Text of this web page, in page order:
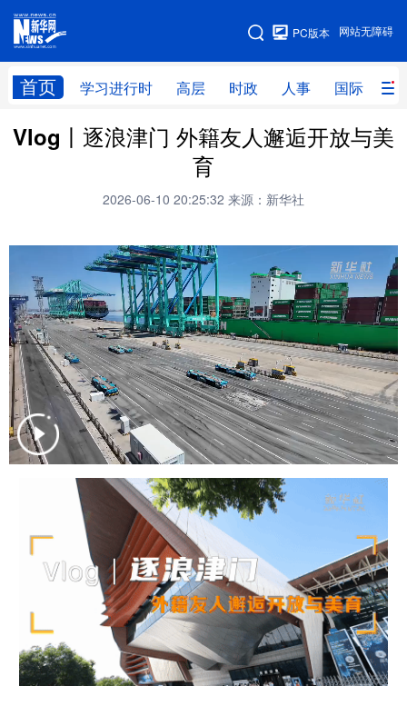
网站无障碍
PC版本
首页 学习进行时 高层 时政 人事 国际 财
网站地图
学习进行时 高层 时政 人事
科创
文化 书画 健康 军事
访谈 视频 图片 政务
法律 中央文件 金融 汽车
食品 人居 信息化 数字经济
学术中国 乡村振兴 银龄 溯源中国
旅游 能源 会展
娱乐 时尚
一带一路 亚太网 上市公司
地方频道
Vlog丨逐浪津门 外籍友人邂逅开放与美
育
2026-06-10 20:25:32 来源：新华社